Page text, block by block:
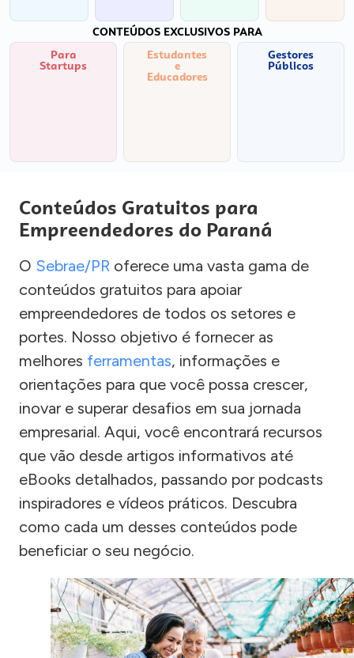
CONTEÚDOS EXCLUSIVOS PARA
Para
Startups
Estudantes
e
Educadores
Gestores
Públicos
Conteúdos Gratuitos para
Empreendedores do Paraná
O Sebrae/PR oferece uma vasta gama de
conteúdos gratuitos para apoiar
empreendedores de todos os setores e
portes. Nosso objetivo é fornecer as
melhores ferramentas, informações e
orientações para que você possa crescer,
inovar e superar desafios em sua jornada
empresarial. Aqui, você encontrará recursos
que vão desde artigos informativos até
eBooks detalhados, passando por podcasts
inspiradores e vídeos práticos. Descubra
como cada um desses conteúdos pode
beneficiar o seu negócio.